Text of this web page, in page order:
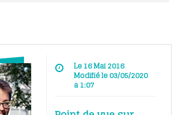
Le 16 Mai 2016
Modifié le 03/05/2020
à 1:07